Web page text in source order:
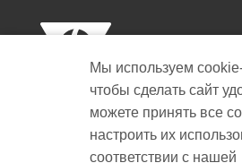
Copyright © 2001-2026
Мы используем
чтобы сделать сайт
можете принять все
настроить их
соответствии с нашей